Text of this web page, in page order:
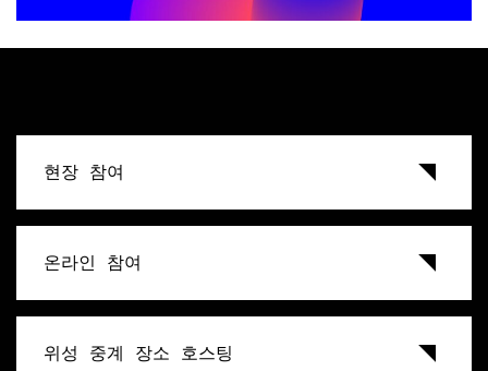
현장 참여
온라인 참여
위성 중계 장소 호스팅